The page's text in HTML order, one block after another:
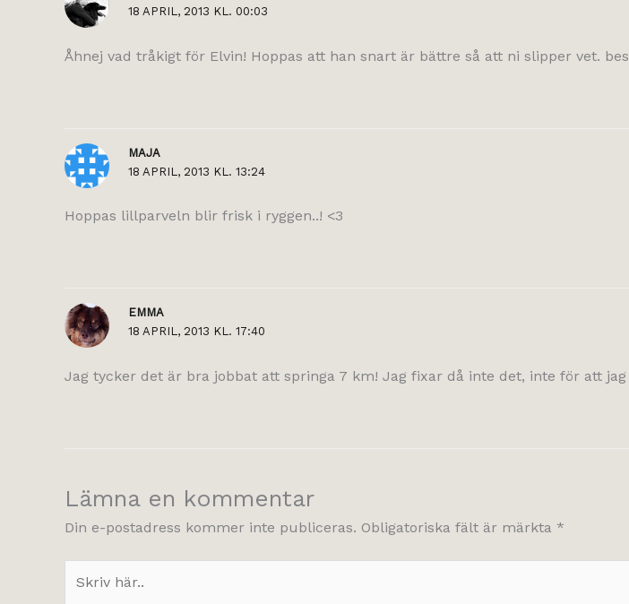
18 APRIL, 2013 KL. 00:03
Åhnej vad tråkigt för Elvin! Hoppas att han snart är bättre så att ni slipper vet.
MAJA
18 APRIL, 2013 KL. 13:24
Hoppas lillparveln blir frisk i ryggen..! <3
EMMA
18 APRIL, 2013 KL. 17:40
Jag tycker det är bra jobbat att springa 7 km! Jag fixar då inte det, inte för att
Lämna en kommentar
Din e-postadress kommer inte publiceras. Obligatoriska fält är märkta *
här..